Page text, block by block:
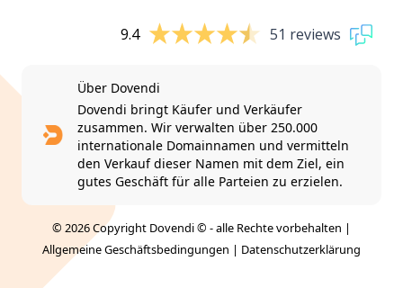
9.4 51 reviews
Über Dovendi
Dovendi bringt Käufer und Verkäufer
zusammen. Wir verwalten über 250.000
internationale Domainnamen und vermitteln
den Verkauf dieser Namen mit dem Ziel, ein
gutes Geschäft für alle Parteien zu erzielen.
© 2026 Copyright Dovendi © - alle Rechte vorbehalten |
Allgemeine Geschäftsbedingungen | Datenschutzerklärung